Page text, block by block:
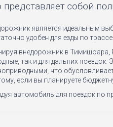
представляет собой
является идеальным
удобен для езды по трассе.
внедорожник в Тимишоара,
так и для дальних
что
если вы планируете
автомобиль для поездок по